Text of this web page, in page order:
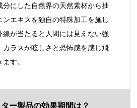
分にした自然界の天然素材から抽
ンエキスを独自の特殊加工を施し
線が当たると人間には見えない強
カラスが眩しさと恐怖感を感じ飛
す。
ー製品の効果期間は？